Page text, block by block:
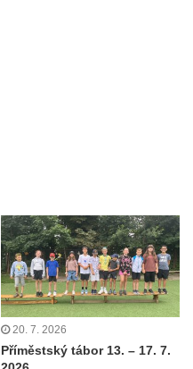
20. 7. 2026
Příměstský tábor 13. – 17. 7.